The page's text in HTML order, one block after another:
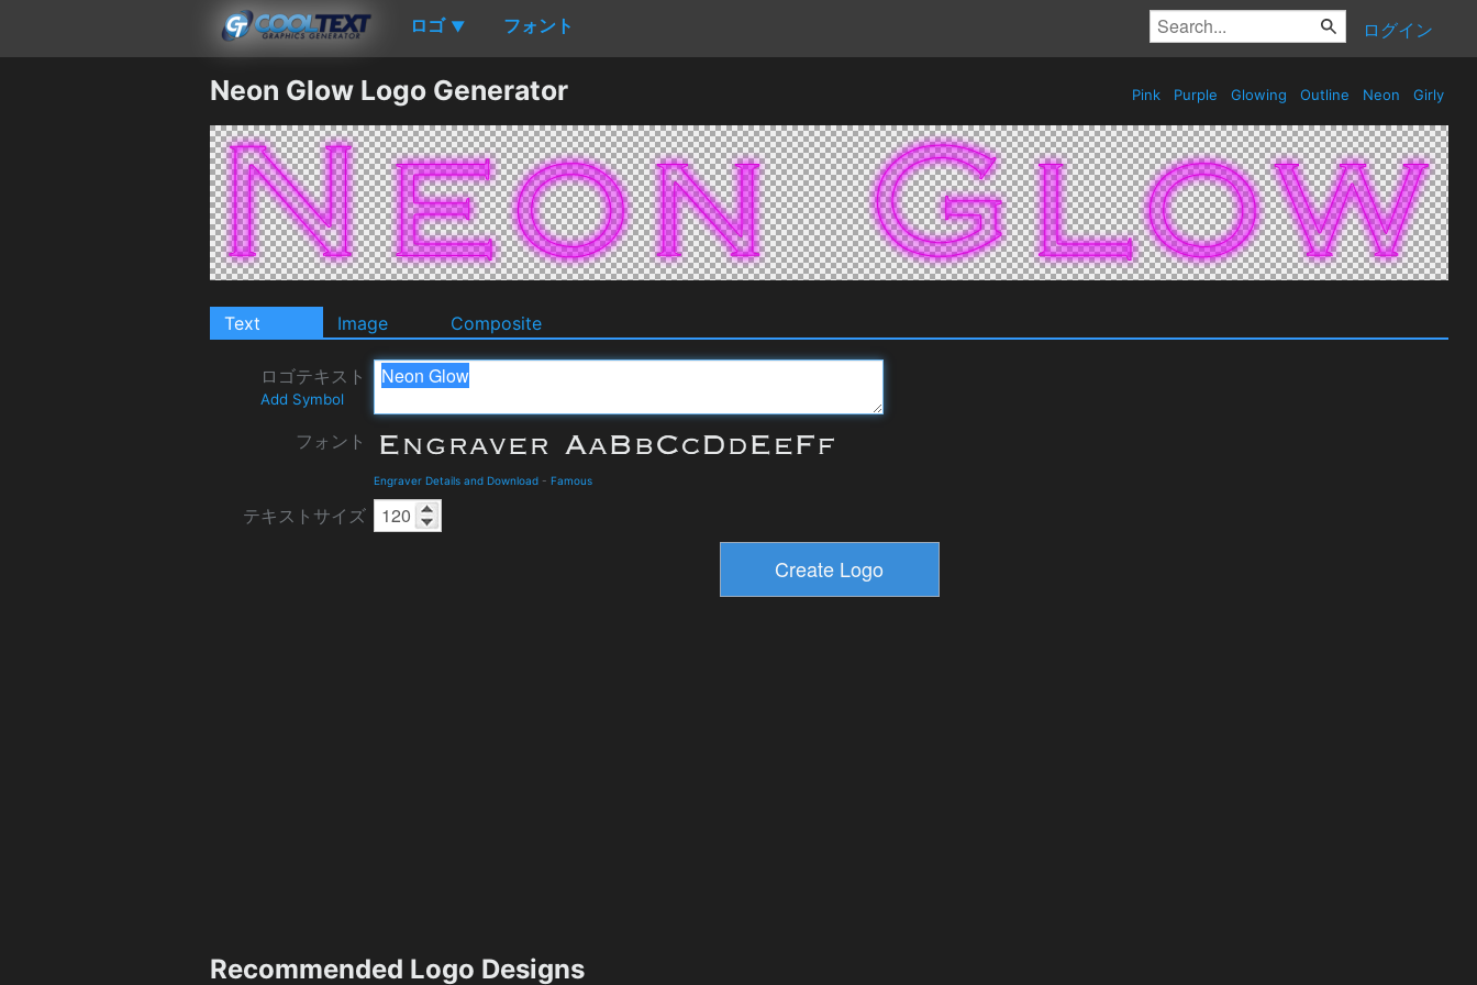
ロゴ ▼ フォント ログイン
Neon Glow Logo Generator Pink Purple Glowing Outline Neon Girly
Text Image Composite
ロゴテキスト
Add Symbol
フォント
Engraver Details and Download - Famous
テキストサイズ
Recommended Logo Designs